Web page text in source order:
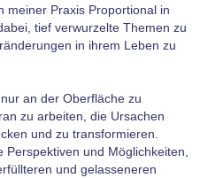
meiner Praxis Proportional in
tief verwurzelte Themen zu
in ihrem Leben zu
an der Oberfläche zu
zu arbeiten, die Ursachen
und zu transformieren.
und Möglichkeiten,
und gelasseneren